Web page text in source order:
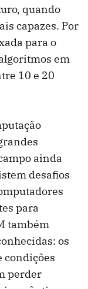
quando
capazes. Por
para o
em
10 e 20
ainda
desafios
para
também
os
condições
perder